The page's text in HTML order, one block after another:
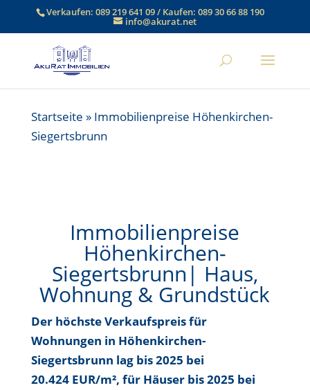
Verkaufen:089 219 641 09/ Kaufen:089 30 66 88 190
info@akurat.net
Startseite » Immobilienpreise Höhenkirchen-
Siegertsbrunn
Immobilienpreise
Höhenkirchen-
Siegertsbrunn| Haus,
Wohnung & Grundstück
Der höchste Verkaufspreis für
Wohnungen in Höhenkirchen-
Siegertsbrunn lag bis2025 bei
20.424 EUR/m², für Häuser bis2025 bei